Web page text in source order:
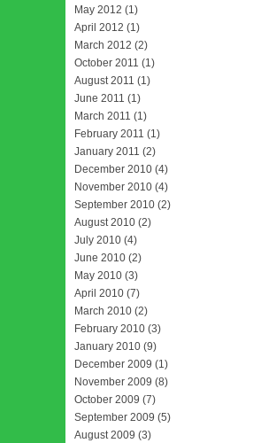
May 2012 (1)
April 2012 (1)
March 2012 (2)
October 2011 (1)
August 2011 (1)
June 2011 (1)
March 2011 (1)
February 2011 (1)
January 2011 (2)
December 2010 (4)
November 2010 (4)
September 2010 (2)
August 2010 (2)
July 2010 (4)
June 2010 (2)
May 2010 (3)
April 2010 (7)
March 2010 (2)
February 2010 (3)
January 2010 (9)
December 2009 (1)
November 2009 (8)
October 2009 (7)
September 2009 (5)
August 2009 (3)